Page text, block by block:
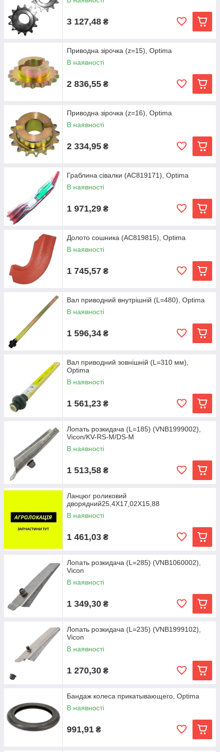
3 127,48 ₴
Приводна зірочка (z=15), Optima
В наявності
2 836,55 ₴
Приводна зірочка (z=16), Optima
В наявності
2 334,95 ₴
Граблина сівалки (AC819171), Optima
В наявності
1 971,29 ₴
Долото сошника (AC819815), Optima
В наявності
1 745,57 ₴
Вал приводний внутрішній (L=480), Optima
В наявності
1 596,34 ₴
Вал приводний зовнішній (L=310 мм),
Optima
В наявності
1 561,23 ₴
Лопать розкидача (L=185) (VNB1999002),
Vicon/KV-RS-M/DS-M
В наявності
1 513,58 ₴
Ланцюг роликовий
дворядний25,4Х17,02Х15,88
В наявності
1 461,03 ₴
Лопать розкидача (L=285) (VNB1060002),
Vicon
В наявності
1 349,30 ₴
Лопать розкидача (L=235) (VNB1999102),
Vicon
В наявності
1 270,30 ₴
Бандаж колеса прикатывающего, Optima
В наявності
991,91 ₴